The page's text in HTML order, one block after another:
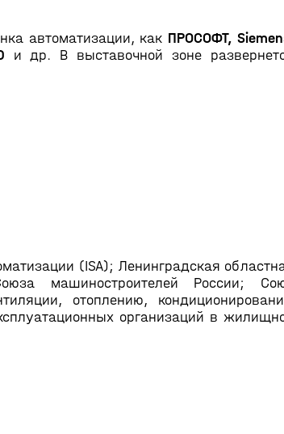
автоматизации, как ПРОСОФТ,
и др. В выставочной зоне
(ISA); Ленинградская
машиностроителей России;
отоплению,
организаций в